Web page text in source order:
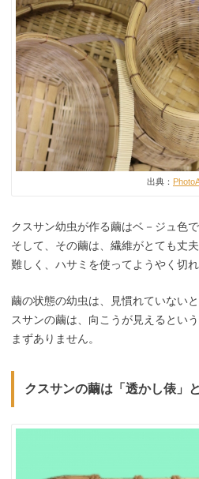
出典：
クスサン幼虫が作る繭はベ－ジュ色
そして、その繭は、繊維がとても丈
難しく、ハサミを使ってようやく切れ
繭の状態の幼虫は、見慣れていない
スサンの繭は、向こうが見えるとい
まずありません。
クスサンの繭は「透かし俵」